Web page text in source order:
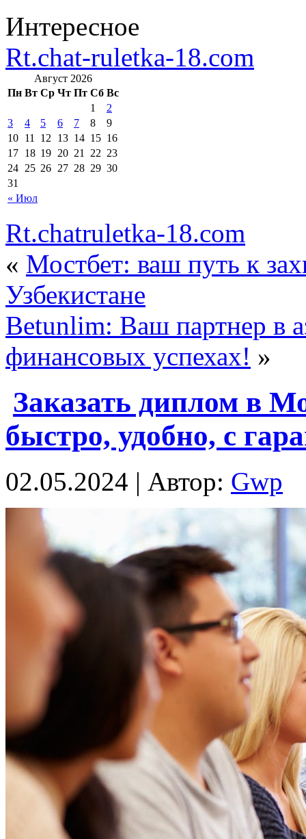
Интересное
Rt.chat-ruletka-18.com
Август 2026
Пн Вт Ср Чт Пт Сб Вс
« Июл
1
2
3
4 5 6 7 8
9
10 11 12 13 14 15 16
17 18 19 20 21 22 23
24 25 26 27 28 29 30
31
Rt.chatruletka-18.com
« Мостбет: ваш путь к
Узбекистане
Betunlim: Ваш партнер в
финансовых успехах! »
Заказать диплом в
быстро, удобно, с
02.05.2024 | Автор: Gwp